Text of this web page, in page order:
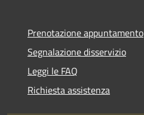
Prenotazione appuntamento
Segnalazione disservizio
Leggi le FAQ
Richiesta assistenza